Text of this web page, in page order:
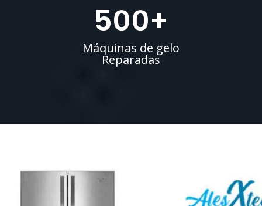
500+
Máquinas de gelo
Reparadas